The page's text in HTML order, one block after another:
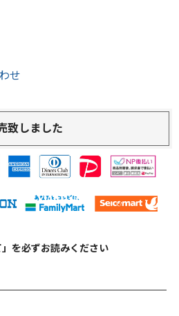
せ
致しました
を必ずお読みください